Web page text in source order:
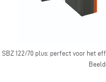
SBZ 122/70 plus: perfect voor het